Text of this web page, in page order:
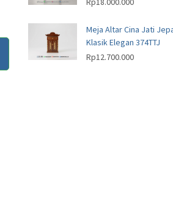
Meja Altar Cina Jati
Klasik Elegan 374TTJ
Rp12.700.000